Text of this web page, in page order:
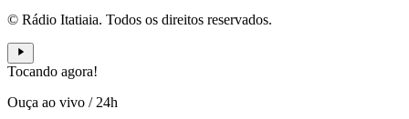
© Rádio Itatiaia. Todos os direitos reservados.
Tocando agora!
Ouça ao vivo / 24h